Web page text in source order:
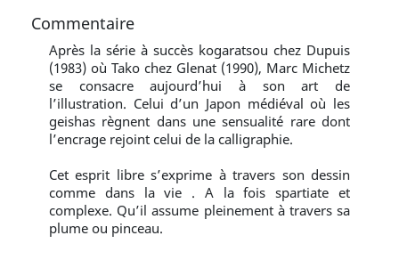
Commentaire
Après la série à succès kogaratsou chez Dupuis
(1983) où Tako chez Glenat (1990), Marc Michetz
se consacre aujourd’hui à son art de
l’illustration. Celui d’un Japon médiéval où les
geishas règnent dans une sensualité rare dont
l’encrage rejoint celui de la calligraphie.
Cet esprit libre s’exprime à travers son dessin
comme dans la vie . A la fois spartiate et
complexe. Qu’il assume pleinement à travers sa
plume ou pinceau.